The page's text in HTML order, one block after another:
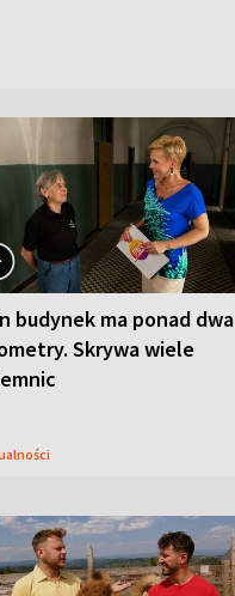
budynek ma ponad dwa
Skrywa wiele